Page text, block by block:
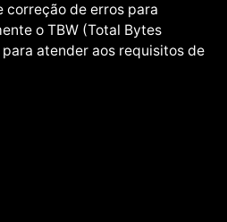
correção de erros para
o TBW (Total Bytes
atender aos requisitos de